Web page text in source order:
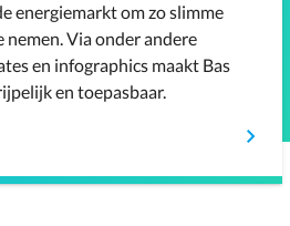
energiemarkt om zo slimme
Via onder andere
en infographics maakt Bas
en toepasbaar.